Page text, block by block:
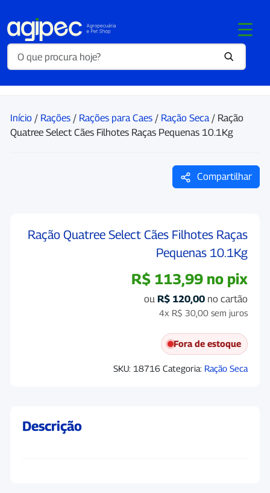
Início / Rações / Rações para Caes / Ração Seca / Ração
Quatree Select Cães Filhotes Raças Pequenas 10.1Kg
Compartilhar
Ração Quatree Select Cães Filhotes Raças
Pequenas 10.1Kg
R$ 113,99 no pix
ou R$ 120,00 no cartão
4x R$ 30,00 sem juros
Fora de estoque
SKU: 18716 Categoria: Ração Seca
Descrição